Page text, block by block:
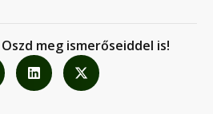
meg ismerőseiddel is!